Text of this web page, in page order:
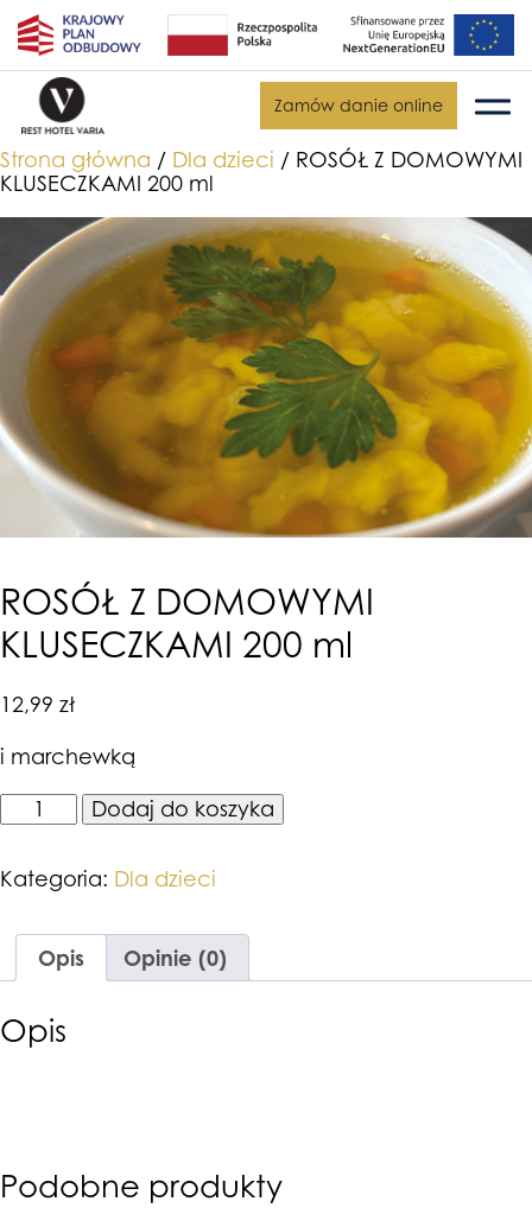
Zamów danie online
Strona główna / Dla dzieci / ROSÓŁ Z DOMOWYMI
KLUSECZKAMI 200 ml
ROSÓŁ Z DOMOWYMI
KLUSECZKAMI 200 ml
12,99 zł
i marchewką
ilość
ROSÓŁ
DOMOWYMI
KLUSECZKAMI
Dodaj do koszyka
Kategoria: Dla dzieci
Opis Opinie (0)
Opis
Podobne produkty